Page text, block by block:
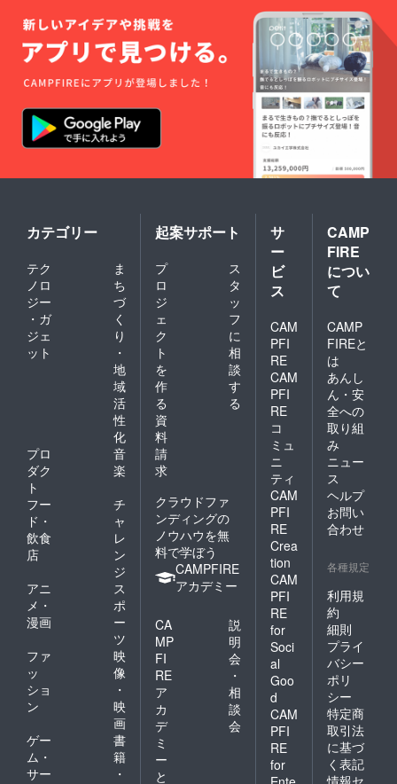
カテゴリー
テク
ノロ
ジー
・ガ
ジェ
ット
ま
ち
づ
く
り
・
地
域
活
性
化
プロ
ダク
ト
音
楽
フー
ド・
飲食
店
チ
ャ
レ
ン
ジ
アニ
メ・
漫画
ス
ポ
ー
ツ
ファ
ッ
ショ
ン
映
像
・
映
画
ゲー
ム・
サー
書
籍
・
起案サポート
プ
ロ
ジ
ェ
ク
ト
を
作
る
ス
タ
ッ
フ
に
相
談
す
る
資
料
請
求
クラウドファ
ンディングの
ノウハウを無
料で学ぼう
CAMPFIRE
アカデミー
CA
MP
FI
RE
ア
カ
デ
ミ
ー
と
説
明
会
・
相
談
会
サ
ー
ビ
ス
CAM
PFI
RE
CAM
PFI
RE
コ
ミュ
ニ
ティ
CAM
PFI
RE
Crea
tion
CAM
PFI
RE
for
Soci
al
Goo
d
CAM
PFI
RE
for
CAMP
FIRE
につい
て
CAMP
FIREと
は
あんし
ん・安
全への
取り組
み
ニュー
ス
ヘルプ
お問い
合わせ
各種規定
利用規
約
細則
プライ
バシー
ポリ
シー
特定商
取引法
に基づ
く表記
情報セ